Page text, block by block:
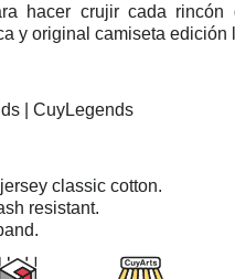
hacer crujir cada
y original camiseta edición
| CuyLegends
classic cotton.
resistant.